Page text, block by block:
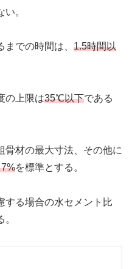
。
での時間は、 1.5時間以
の上限は35℃以下である
材の最大寸法、その他に
を標準とする。
る場合の水セメント比